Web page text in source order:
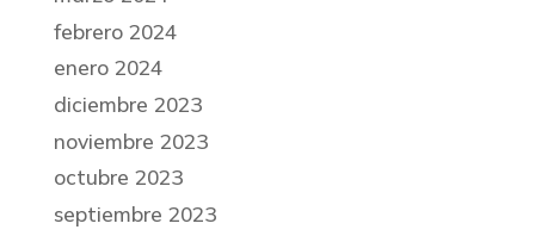
febrero 2024
enero 2024
diciembre 2023
noviembre 2023
octubre 2023
septiembre 2023